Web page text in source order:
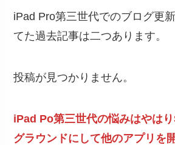
iPad Pro第三世代でのブログ更
てた過去記事は二つあります。
投稿が見つかりません。
iPad Po第三世代の悩みはやは
グラウンドにして他のアプリを